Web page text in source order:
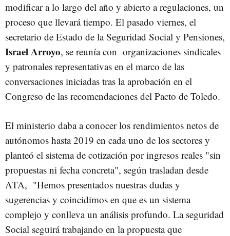
modificar a lo largo del año y abierto a regulaciones, un
proceso que llevará tiempo. El pasado viernes, el
secretario de Estado de la Seguridad Social y Pensiones,
Israel Arroyo, se reunía con organizaciones sindicales
y patronales representativas en el marco de las
conversaciones iniciadas tras la aprobación en el
Congreso de las recomendaciones del Pacto de Toledo.
El ministerio daba a conocer los rendimientos netos de
autónomos hasta 2019 en cada uno de los sectores y
planteó el sistema de cotización por ingresos reales "sin
propuestas ni fecha concreta", según trasladan desde
ATA, "Hemos presentados nuestras dudas y
sugerencias y coincidimos en que es un sistema
complejo y conlleva un análisis profundo. La seguridad
Social seguirá trabajando en la propuesta que